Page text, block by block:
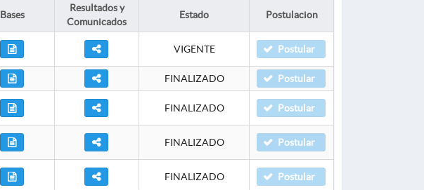
Bases
Resultados y
Comunicados
Estado Postulacion
VIGENTE Postular
FINALIZADO Postular
FINALIZADO Postular
FINALIZADO Postular
FINALIZADO Postular